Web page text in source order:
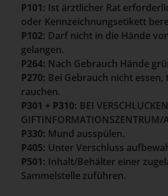
P101: Ist ärztlicher Rat
oder Kennzeichnungsetikett
P102: Darf nicht in die Hände
gelangen.
P264: Nach Gebrauch Hände
P270: Bei Gebrauch nicht
rauchen.
P301 + P310: BEI
P330: Mund ausspülen.
P405: Unter Verschluss
P501: Inhalt/Behälter einer
Sammelstelle zuführen.